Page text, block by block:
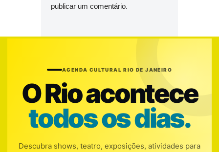
publicar um comentário.
AGENDA CULTURAL RIO DE JANEIRO
O Rio acontece
todos os dias.
Descubra shows, teatro, exposições, atividades para